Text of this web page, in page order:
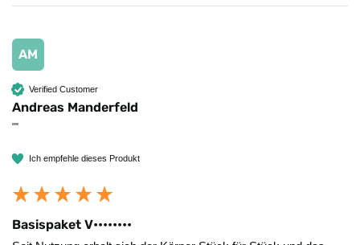
AM
Verified Customer
Andreas Manderfeld
""
Ich empfehle dieses Produkt
Basispaket V••••••••